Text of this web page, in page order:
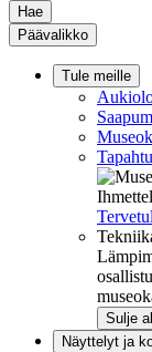
Hae
Päävalikko
Tule meille
Sulje
Näyttelyt ja